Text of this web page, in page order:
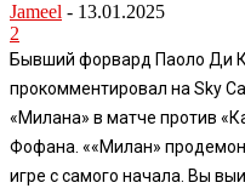
Jameel - 13.01.2025
2
Бывший форвард Паоло Ди
прокомментировал на Sky
«Милана» в матче против
Фофана. ««Милан»
игре с самого начала. Вы